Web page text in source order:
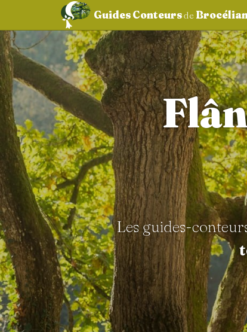
aller au contenu
Guides Conteursde
Les guides-